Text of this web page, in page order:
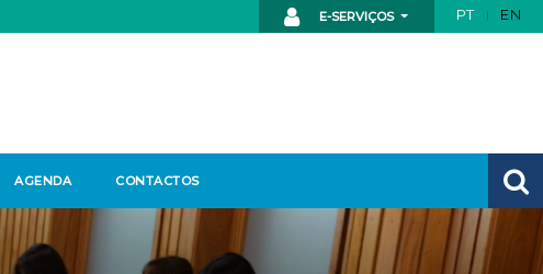
E-SERVIÇOS PT EN
AGENDA CONTACTOS